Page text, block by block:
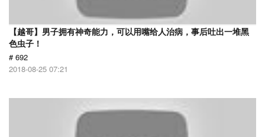
【越哥】男子拥有神奇能力，可以用嘴给人治病，事后吐出一堆黑
色虫子！
# 692
2018-08-25 07:21